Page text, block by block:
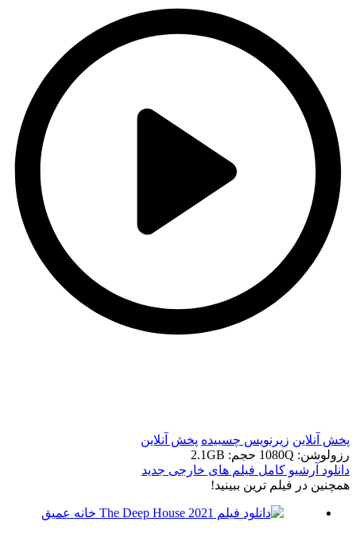
پخش آنلاین زیرنویس چسبیده پخش آنلاین
رزولوشن: 1080Q
حجم: 2.1GB
دانلود آرشیو کامل فیلم های خارجی جدید
همچنين در فيلم ترين ببينيد!